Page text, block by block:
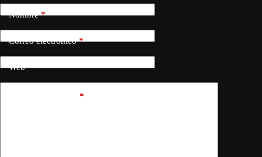
Nombre*
Correo electrónico*
Web
*